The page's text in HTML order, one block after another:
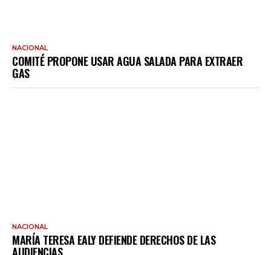
NACIONAL
COMITÉ PROPONE USAR AGUA SALADA PARA EXTRAER
GAS
NACIONAL
MARÍA TERESA EALY DEFIENDE DERECHOS DE LAS
AUDIENCIAS